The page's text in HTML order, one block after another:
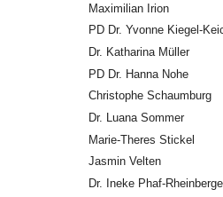
Maximilian Irion
PD Dr. Yvonne Kiegel-
Dr. Katharina Müller
PD Dr. Hanna Nohe
Christophe Schaumburg
Dr. Luana Sommer
Marie-Theres Stickel
Jasmin Velten
Dr. Ineke Phaf-